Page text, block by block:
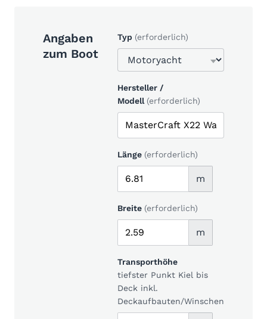
Angaben
zum Boot
Typ (erforderlich)
Hersteller /
Modell (erforderlich)
Länge (erforderlich)
m
Breite (erforderlich)
m
Transporthöhe
tiefster Punkt Kiel bis
Deck inkl.
Deckaufbauten/Winschen